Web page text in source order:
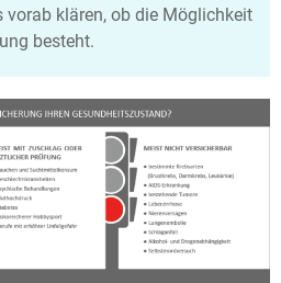
vorab klären, ob die Möglichkeit
besteht.